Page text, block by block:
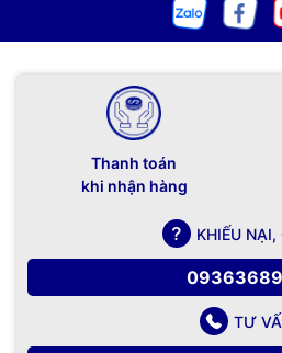
Thanh toán
khi nhận hàng
KHIẾU NẠI,
TƯ